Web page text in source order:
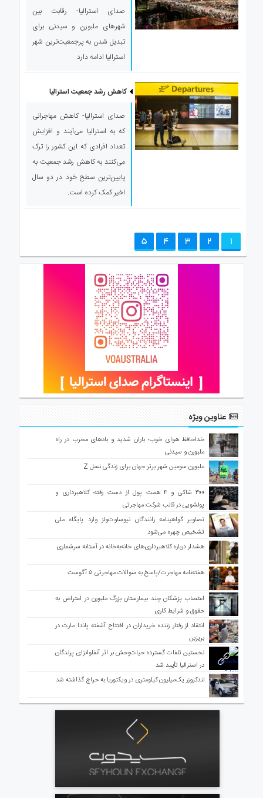
صدای استرالیا- رقابت بین
شهرهای ملبورن و سیدنی برای
تبدیل شدن به پرجمعیت‌ترین شهر
استرالیا ادامه دارد.
کاهش رشد جمعیت استرالیا
صدای استرالیا- کاهش مهاجرانی
که به استرالیا می‌آیند و افزایش
تعداد افرادی که این کشور را ترک
می‌کنند به کاهش رشد جمعیت به
پایین‌ترین سطح خود در دو سال
اخیر کمک کرده است.
1
2
3
4
5
عناوین ویژه
خداحافظ هوای خوب؛ باران شدید و بادهای مخرب در راه
ملبورن و سیدنی
ملبورن سومین شهر برتر جهان برای زندگی نسل Z
۳۰۰ شاکی و ۴ همت پول از دست رفته؛ کلاهبرداری و
پولشویی در قالب شرکت مهاجرتی
تصاویر گواهینامه رانندگان نیوساوت‌ولز وارد پایگاه ملی
تشخیص چهره می‌شود
هشدار درباره کلاهبرداری‌های خانه‌به‌خانه در آستانه سرشماری
هفته‌نامه مهاجرت/پاسخ به سوالات مهاجرتی ۵ آگوست
اعتصاب پزشکان چند بیمارستان بزرگ ملبورن در اعتراض به
حقوق و شرایط کاری
انتقاد از رفتار زننده خریداران در افتتاح آشفته پاندا مارت در
بریزبن
نخستین تلفات گسترده حیات‌وحش بر اثر آنفلوانزای پرندگان
در استرالیا تأیید شد
لندکروزر یک‌میلیون کیلومتری در ویکتوریا به حراج گذاشته شد